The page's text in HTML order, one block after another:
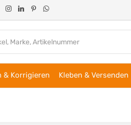
& Korrigieren Kleben & Versenden